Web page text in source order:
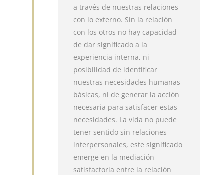
a través de nuestras relaciones
con lo externo. Sin la relación
con los otros no hay capacidad
de dar significado a la
experiencia interna, ni
posibilidad de identificar
nuestras necesidades humanas
básicas, ni de generar la acción
necesaria para satisfacer estas
necesidades. La vida no puede
tener sentido sin relaciones
interpersonales, este significado
emerge en la mediación
satisfactoria entre la relación